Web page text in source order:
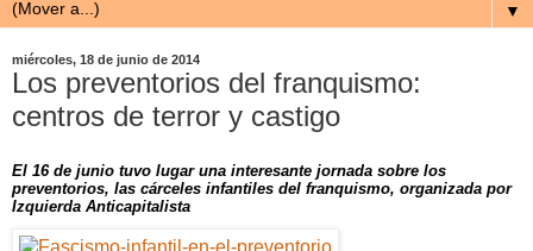
▼
miércoles, 18 de junio de 2014
Los preventorios del franquismo:
centros de terror y castigo
El 16 de junio tuvo lugar una interesante jornada sobre los
preventorios, las cárceles infantiles del franquismo, organizada por
Izquierda Anticapitalista